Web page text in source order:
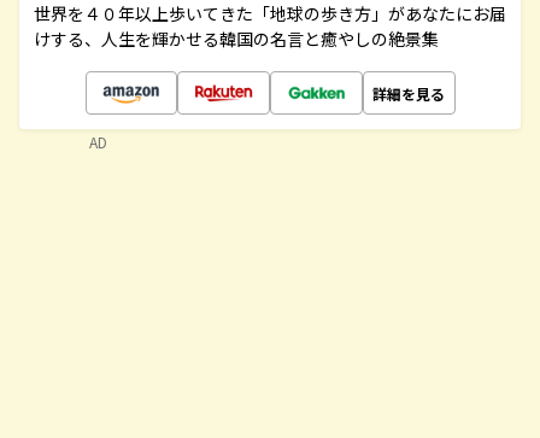
世界を４０年以上歩いてきた「地球の歩き方」があなたにお届
けする、人生を輝かせる韓国の名言と癒やしの絶景集
詳細を見る
AD